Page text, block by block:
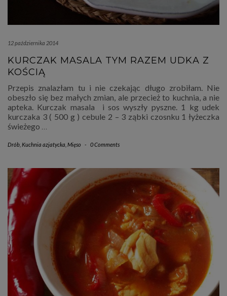
12 października 2014
KURCZAK MASALA TYM RAZEM UDKA Z
KOŚCIĄ
Przepis znalazłam tu i nie czekając długo zrobiłam. Nie
obeszło się bez małych zmian, ale przecież to kuchnia, a nie
apteka. Kurczak masala i sos wyszły pyszne. 1 kg udek
kurczaka 3 ( 500 g ) cebule 2 – 3 ząbki czosnku 1 łyżeczka
świeżego …
Drób Kuchnia azjatycka Mięso - 0 Comments